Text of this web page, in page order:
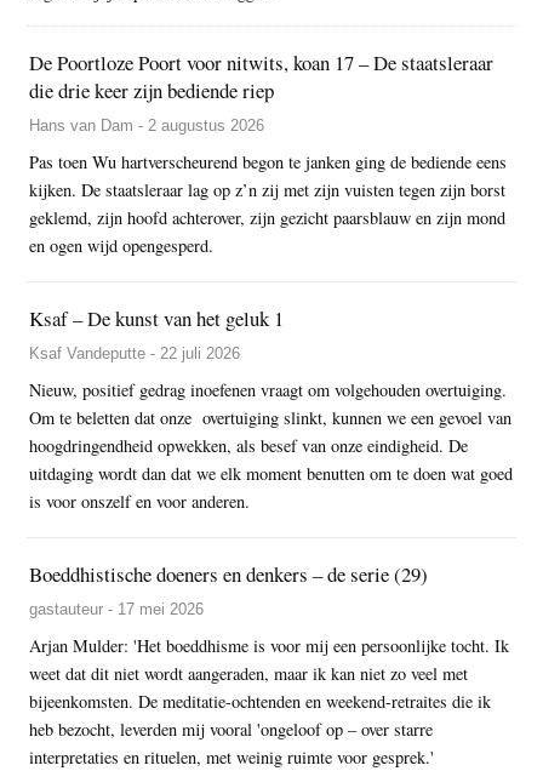
De Poortloze Poort voor nitwits, koan 17 – De staatsleraar
die drie keer zijn bediende riep
Hans van Dam - 2 augustus 2026
Pas toen Wu hartverscheurend begon te janken ging de bediende eens
kijken. De staatsleraar lag op z’n zij met zijn vuisten tegen zijn borst
geklemd, zijn hoofd achterover, zijn gezicht paarsblauw en zijn mond
en ogen wijd opengesperd.
Ksaf – De kunst van het geluk 1
Ksaf Vandeputte - 22 juli 2026
Nieuw, positief gedrag inoefenen vraagt om volgehouden overtuiging.
Om te beletten dat onze overtuiging slinkt, kunnen we een gevoel van
hoogdringendheid opwekken, als besef van onze eindigheid. De
uitdaging wordt dan dat we elk moment benutten om te doen wat goed
is voor onszelf en voor anderen.
Boeddhistische doeners en denkers – de serie (29)
gastauteur - 17 mei 2026
Arjan Mulder: 'Het boeddhisme is voor mij een persoonlijke tocht. Ik
weet dat dit niet wordt aangeraden, maar ik kan niet zo veel met
bijeenkomsten. De meditatie-ochtenden en weekend-retraites die ik
heb bezocht, leverden mij vooral 'ongeloof op – over starre
interpretaties en rituelen, met weinig ruimte voor gesprek.'